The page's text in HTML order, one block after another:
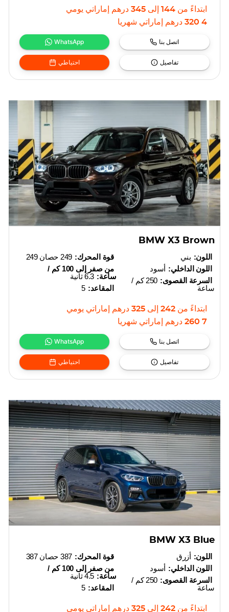
ابتداءً من 144 إلى 345 درهم إماراتي يومي
4 320
درهم إماراتي شهريا
WhatsApp اتصل بنا
احتياطي تفاصيل
BMW X3 Brown
قوة المحرك: 249 حصان 249
من صفر إلى 100 كم /
ساعة: 6.3 ثانية
المقاعد: 5
اللون: بني
اللون الداخلي: أسود
السرعة القصوى:
250 كم /
ساعة
ابتداءً من 242 إلى 325 درهم إماراتي يومي
7 260
درهم إماراتي شهريا
WhatsApp اتصل بنا
احتياطي تفاصيل
BMW X3 Blue
قوة المحرك: 387 حصان 387
من صفر إلى 100 كم /
ساعة: 4.5 ثانية
المقاعد: 5
اللون: أزرق
اللون الداخلي: أسود
السرعة القصوى:
250 كم /
ساعة
ابتداءً من 242 إلى 325 درهم إماراتي يومي